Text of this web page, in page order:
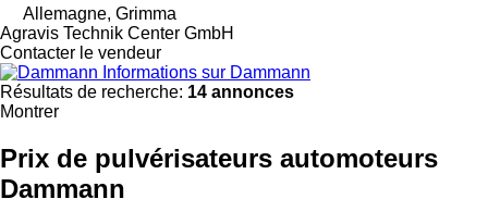
Allemagne, Grimma
Agravis Technik Center GmbH
Contacter le vendeur
Informations sur Dammann
Résultats de recherche: 14 annonces
Montrer
Prix de pulvérisateurs automoteurs
Dammann